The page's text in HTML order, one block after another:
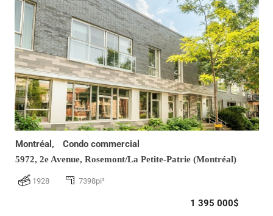
Montréal, Condo commercial
5972, 2e Avenue, Rosemont/La Petite-Patrie (Montréal)
1928 7398pi²
1 395 000$